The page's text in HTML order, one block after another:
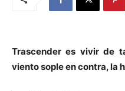
Trascender es vivir de
viento sople en contra, la